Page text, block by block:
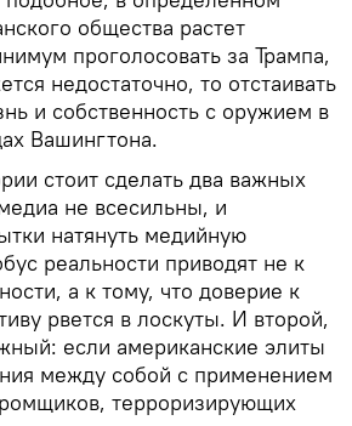
общества растет
проголосовать за Трампа,
недостаточно, то отстаивать
и собственность с оружием в
Вашингтона.
стоит сделать два важных
не всесильны, и
натянуть медийную
реальности приводят не к
а к тому, что доверие к
рвется в лоскуты. И второй,
если американские элиты
между собой с применением
терроризирующих